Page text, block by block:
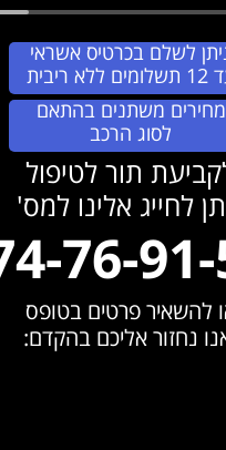
תור לטיפול
לחייג אלינו למס'
76-
להשאיר פרטים בטופס
נחזור אליכם בהקדם:
לשלם בכרטיס אשראי
ללא ריבית
מחירים משתנים בהתאם
לסוג הרכב